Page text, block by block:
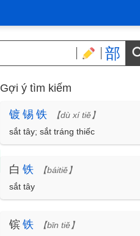
部
Gợi ý tìm kiếm
镀 锡 铁
【dù xí tiě】
sắt tây; sắt tráng thiếc
白 铁
【báitiě】
sắt tây
镔 铁
【bīn tiě】